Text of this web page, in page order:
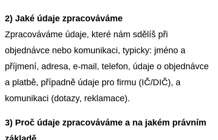
2) Jaké údaje zpracováváme
Zpracováváme údaje, které nám sdělíš při
objednávce nebo komunikaci, typicky: jméno a
příjmení, adresa, e-mail, telefon, údaje o objednávce
a platbě, případně údaje pro firmu (IČ/DIČ), a
komunikaci (dotazy, reklamace).
3) Proč údaje zpracováváme a na jakém právním
T
E
N
A
J
Í
T
?